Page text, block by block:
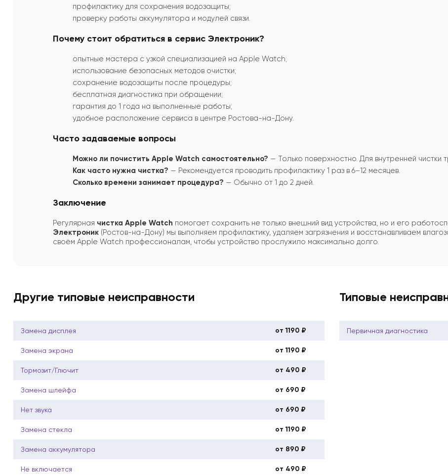
профилактику для сохранения водозащиты;
проверку работы аккумулятора и модулей связи.
Почему стоит обратиться в сервис Электроник?
опытные мастера с узкой специализацией на Apple Watch;
использование безопасных методов очистки;
сохранение водозащиты после процедуры;
бесплатная диагностика при обращении;
гарантия до 1 года на выполненные работы;
удобное расположение сервиса в центре Ростова-на-Дону.
Часто задаваемые вопросы
Можно ли почистить Apple Watch самостоятельно? — Только поверхностно. Для внутренней
Как часто нужна чистка? — Рекомендуется проводить профилактику 1 раз в 6–12 месяцев.
Сколько времени занимает процедура? — Обычно от 1 до 2 дней.
Заключение
Регулярная чистка Apple Watch помогает сохранить не только внешний вид устройства, но и его
Электроник (Ростов-на-Дону) мы выполняем профилактику, удаляем загрязнения и восстанавливаем
своём Apple Watch профессионалам, чтобы устройство прослужило максимально долго.
Другие типовые неисправности
Замена дисплея от 1190 ₽
Замена экрана от 1190 ₽
Тормозит/Глючит от 490 ₽
Замена шлейфа от 690 ₽
Нет звука от 690 ₽
Замена стекла от 1190 ₽
Замена аккумулятора от 890 ₽
Не включается от 490 ₽
Типовые
Первичная диагностика